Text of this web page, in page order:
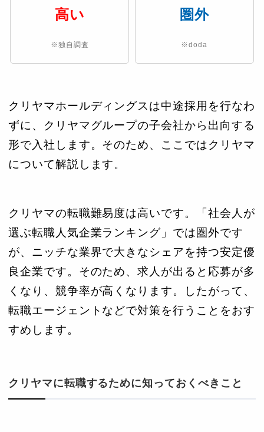
高い
※独自調査
圏外
※doda
クリヤマホールディングスは中途採用を行なわ
ずに、クリヤマグループの子会社から出向する
形で入社します。そのため、ここではクリヤマ
について解説します。
クリヤマの転職難易度は高いです。「社会人が
選ぶ転職人気企業ランキング」では圏外です
が、ニッチな業界で大きなシェアを持つ安定優
良企業です。そのため、求人が出ると応募が多
くなり、競争率が高くなります。したがって、
転職エージェントなどで対策を行うことをおす
すめします。
クリヤマに転職するために知っておくべきこと